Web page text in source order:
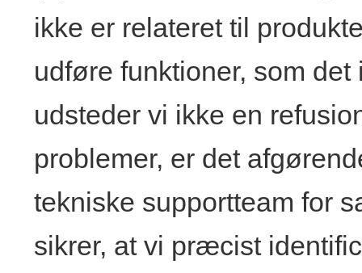
ikke er relateret til
udføre funktioner, som
udsteder vi ikke en
problemer, er det
tekniske supportteam for
sikrer, at vi præcist